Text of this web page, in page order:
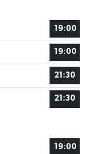
19:00
19:00
21:30
21:30
19:00